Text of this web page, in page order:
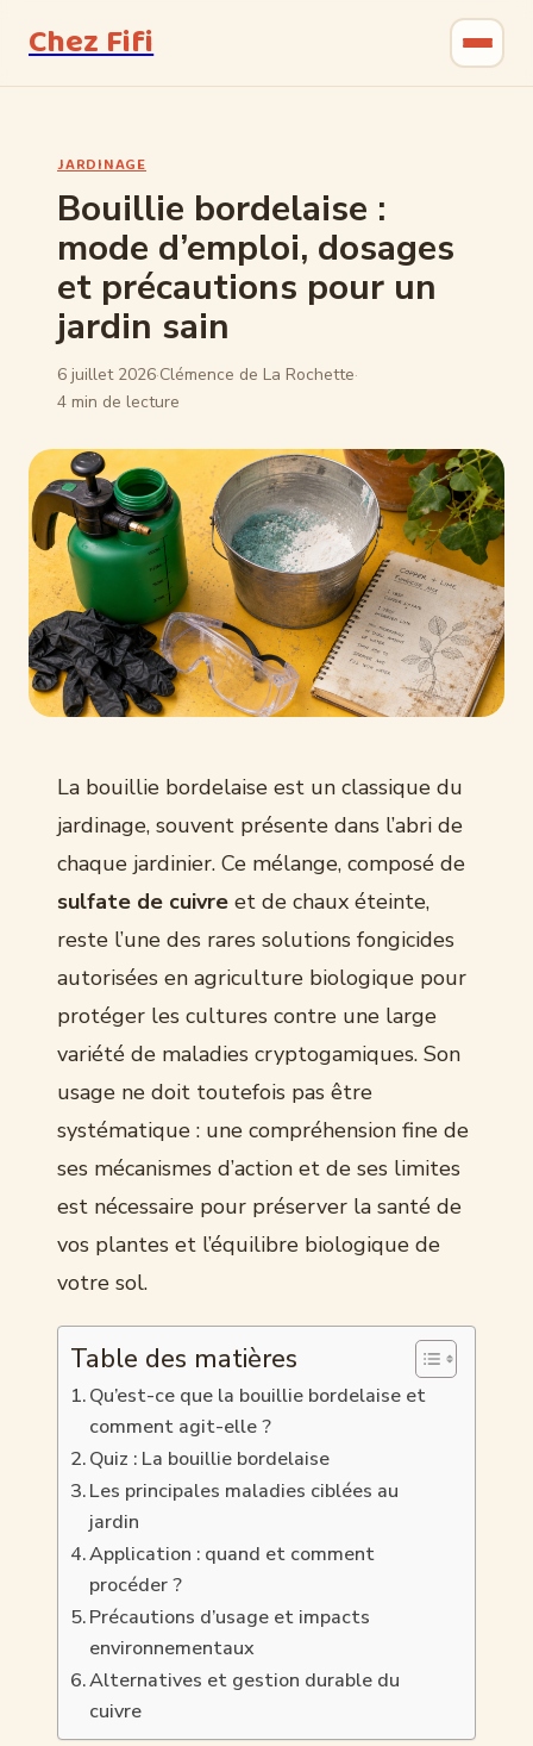
Chez Fifi
Bricolage
Jardinage
Maison & Déco
JARDINAGE
Bouillie bordelaise :
mode d’emploi, dosages
et précautions pour un
jardin sain
6 juillet 2026·Clémence de La Rochette·
4 min de lecture
La bouillie bordelaise est un classique du
jardinage, souvent présente dans l’abri de
chaque jardinier. Ce mélange, composé de
sulfate de cuivre et de chaux éteinte,
reste l’une des rares solutions fongicides
autorisées en agriculture biologique pour
protéger les cultures contre une large
variété de maladies cryptogamiques. Son
usage ne doit toutefois pas être
systématique : une compréhension fine de
ses mécanismes d’action et de ses limites
est nécessaire pour préserver la santé de
vos plantes et l’équilibre biologique de
votre sol.
Table des matières
Qu’est-ce que la bouillie bordelaise et
comment agit-elle ?
Quiz : La bouillie bordelaise
Les principales maladies ciblées au
jardin
Application : quand et comment
procéder ?
Précautions d’usage et impacts
environnementaux
Alternatives et gestion durable du
cuivre